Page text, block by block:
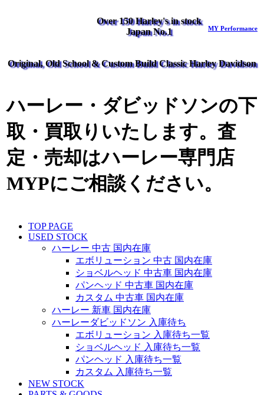
Over 150 Harley's in stock
Japan No.1
MY Performance
Original, Old School & Custom Build Classic Harley Davidson
ハーレー・ダビッドソンの下
取・買取りいたします。査
定・売却はハーレー専門店
MYPにご相談ください。
TOP PAGE
USED STOCK
ハーレー 中古 国内在庫
エボリューション 中古 国内在庫
ショベルヘッド 中古車 国内在庫
パンヘッド 中古車 国内在庫
カスタム 中古車 国内在庫
ハーレー 新車 国内在庫
ハーレーダビッドソン 入庫待ち
エボリューション 入庫待ち一覧
ショベルヘッド 入庫待ち一覧
パンヘッド 入庫待ち一覧
カスタム 入庫待ち一覧
NEW STOCK